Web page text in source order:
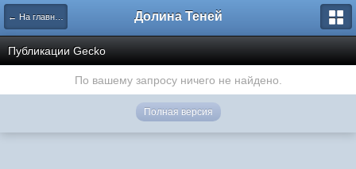
← На главную Долина Теней
Публикации Gecko
По вашему запросу ничего не найдено.
Полная версия